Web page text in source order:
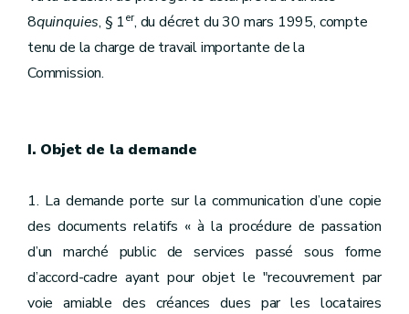
8quinquies, § 1er, du décret du 30 mars 1995, compte
tenu de la charge de travail importante de la
Commission.
I. Objet de la demande
1. La demande porte sur la communication d’une copie
des documents relatifs « à la procédure de passation
d’un marché public de services passé sous forme
d’accord-cadre ayant pour objet le "recouvrement par
voie amiable des créances dues par les locataires